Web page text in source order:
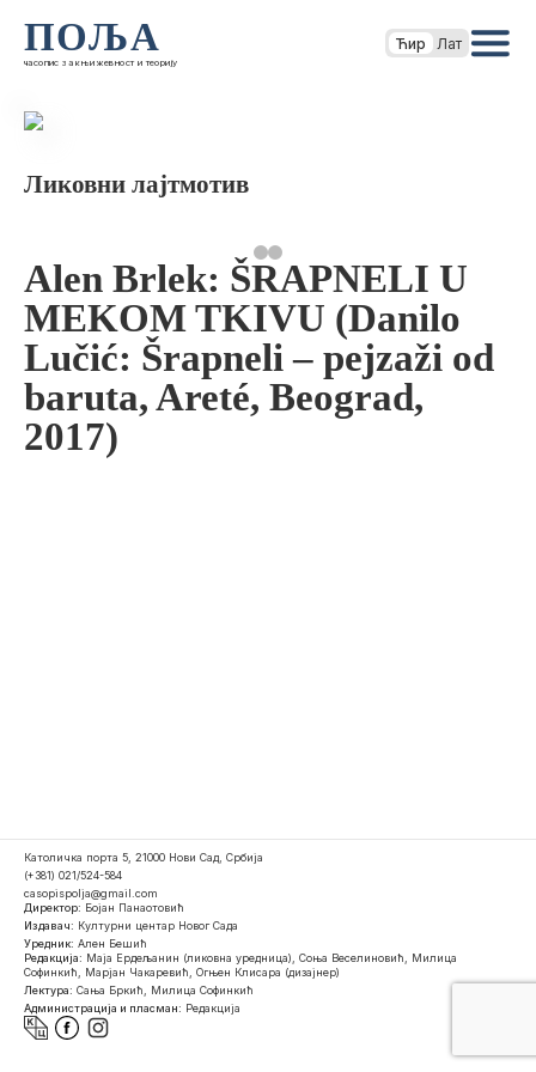
ПОЉА
часопис за књижевност и теорију
Ћир Лат
Ликовни лајтмотив
Alen Brlek: ŠRAPNELI U
MEKOM TKIVU (Danilo
Lučić: Šrapneli – pejzaži od
baruta, Areté, Beograd,
2017)
Католичка порта 5, 21000 Нови Сад, Србија
(+381) 021/524-584
casopispolja@gmail.com
Директор: Бојан Панаотовић
Издавач: Културни центар Новог Сада
Уредник: Ален Бешић
Редакција: Маја Ердељанин (ликовна уредница), Соња Веселиновић, Милица
Софинкић, Марјан Чакаревић, Огњен Клисара (дизајнер)
Лектура: Сања Бркић, Милица Софинкић
Администрација и пласман: Редакција